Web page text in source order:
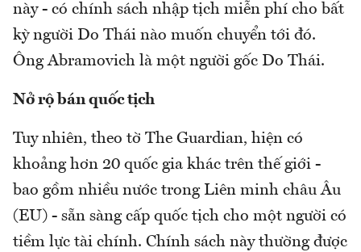
này - có chính sách nhập tịch miễn phí cho bất
kỳ người Do Thái nào muốn chuyển tới đó.
Ông Abramovich là một người gốc Do Thái.
Nở rộ bán quốc tịch
Tuy nhiên, theo tờ The Guardian, hiện có
khoảng hơn 20 quốc gia khác trên thế giới -
bao gồm nhiều nước trong Liên minh châu Âu
(EU) - sẵn sàng cấp quốc tịch cho một người có
tiềm lực tài chính. Chính sách này thường được